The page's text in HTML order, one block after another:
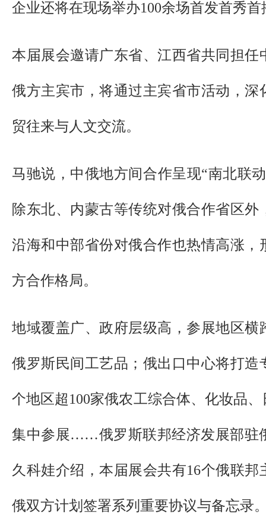
企业还将在现场举办100余场首发首秀首
本届展会邀请广东省、江西省共同担任
俄方主宾市，将通过主宾省市活动，深
贸往来与人文交流。
马驰说，中俄地方间合作呈现“南北联
除东北、内蒙古等传统对俄合作省区
沿海和中部省份对俄合作也热情高涨，
方合作格局。
地域覆盖广、政府层级高，参展地区横
俄罗斯民间工艺品；俄出口中心将打造
个地区超100家俄农工综合体、化妆品
集中参展……俄罗斯联邦经济发展部驻
久科娃介绍，本届展会共有16个俄联
俄双方计划签署系列重要协议与备忘录